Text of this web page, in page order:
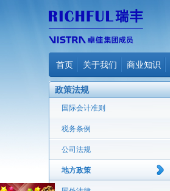
首页 关于我们 商业知识
政策法规
国际会计准则
税务条例
公司法规
地方政策